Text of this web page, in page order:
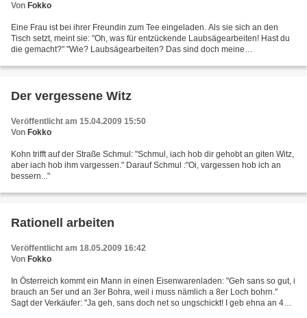
Von Fokko
Eine Frau ist bei ihrer Freundin zum Tee eingeladen. Als sie sich an den
Tisch setzt, meint sie: "Oh, was für entzückende Laubsägearbeiten! Hast du
die gemacht?" "Wie? Laubsägearbeiten? Das sind doch meine
Der vergessene Witz
Veröffentlicht am 15.04.2009 15:50
Von Fokko
Kohn trifft auf der Straße Schmul: "Schmul, iach hob dir gehobt an giten Witz,
aber iach hob ihm vargessen." Darauf Schmul :"Oi, vargessen hob ich an
bessern..."
Rationell arbeiten
Veröffentlicht am 18.05.2009 16:42
Von Fokko
In Österreich kommt ein Mann in einen Eisenwarenladen: "Geh sans so gut, i
brauch an 5er und an 3er Bohra, weil i muss nämlich a 8er Loch bohrn."
Sagt der Verkäufer: "Ja geh, sans doch net so ungschickt! I geb ehna an 4er